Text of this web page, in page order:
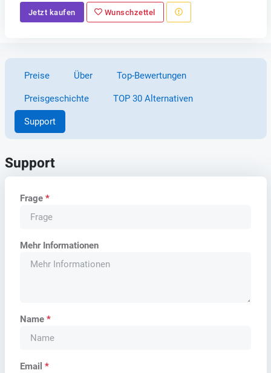
Jetzt kaufen Wunschzettel
Preise Über Top-Bewertungen
Preisgeschichte TOP 30 Alternativen
Support
Support
Frage*
Mehr Informationen
Name*
Email*